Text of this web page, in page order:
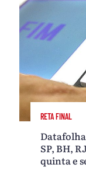
RETA FINAL
SP, BH,
quinta e